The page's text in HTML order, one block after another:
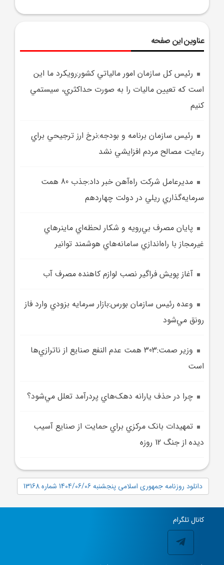
عناوین این صفحه
رئيس کل سازمان امور مالياتي کشور:رويکرد ما اين
است که تعيين ماليات را به صورت حداکثري، سيستمي
کنيم
رئيس سازمان برنامه و بودجه:نرخ ارز ترجيحي براي
رعايت مصالح مردم افزايشي نشد
مديرعامل شرکت راه‌آهن خبر داد:جذب 80 همت
سرمايه‌گذاري ريلي در دولت چهاردهم
پايان مصرف بي‌رويه و شکار لحظه‌اي ماينر‌هاي
غيرمجاز با راه‌اندازي سامانه‌هاي هوشمند توانير
آغاز پويش فراگير نصب لوازم کاهنده مصرف آب
وعده رئيس سازمان بورس:بازار سرمايه بزودي وارد فاز
رونق مي‌شود
وزير صمت:303 همت عدم النفع صنايع از ناترازي‌ها
است
چرا در حذف يارانه دهک‌هاي پردرآمد تعلل مي‌شود؟
تمهيدات بانک مرکزي براي حمايت از صنايع آسيب
ديده از جنگ 12 روزه
دانلود روزنامه جمهوری اسلامی پنجشنبه 1404/06/06 شماره 13168
کانال تلگرام